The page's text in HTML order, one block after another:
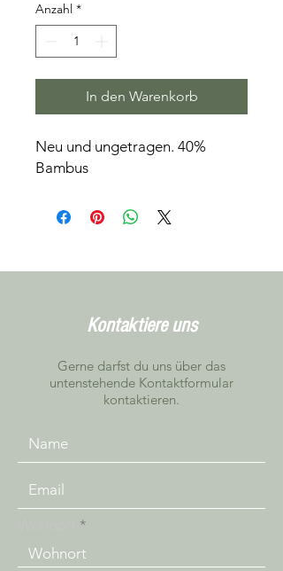
Anzahl *
In den Warenkorb
Neu und ungetragen. 40%
Bambus
Kontaktiere uns
Gerne darfst du uns über das
untenstehende Kontaktformular
kontaktieren.